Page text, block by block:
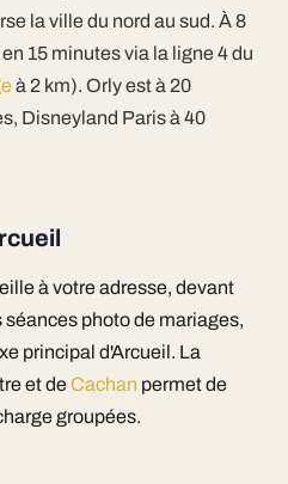
la ville du nord au sud. À 8
15 minutes via la ligne 4 du
à 2 km). Orly est à 20
Disneyland Paris à 40
à votre adresse, devant
photo de mariages,
principal d'Arcueil. La
et deCachan permet de
groupées.